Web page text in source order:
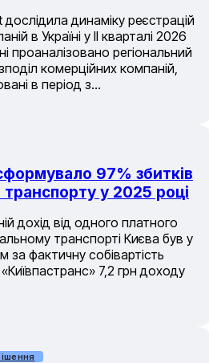
динаміку реєстрацій
в Україні у ІІ кварталі 2026
проаналізовано регіональний
комерційних компаній,
в період з…
97% збитків
у 2025 році
дохід від одного платного
транспорті Києва був у
за фактичну собівартість
7,2 грн доходу